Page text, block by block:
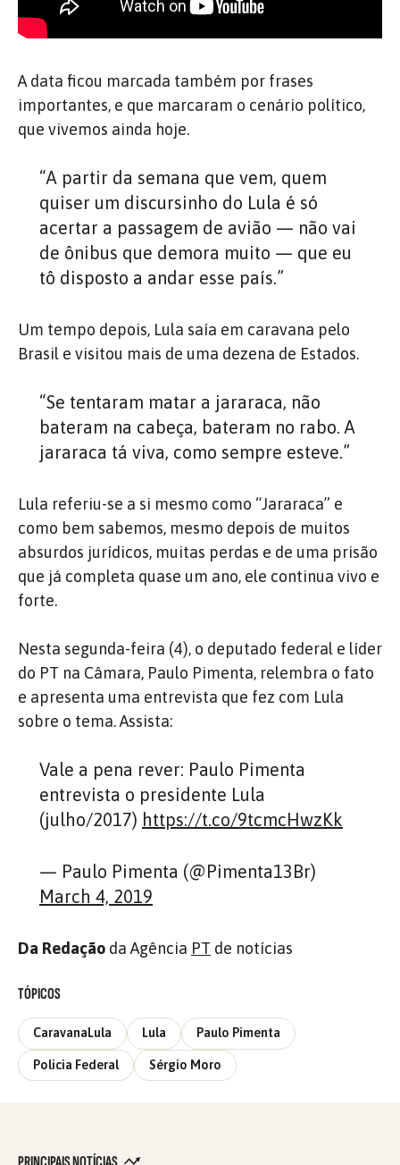
A data ficou marcada também por frases
importantes, e que marcaram o cenário político,
que vivemos ainda hoje.
“A partir da semana que vem, quem
quiser um discursinho do Lula é só
acertar a passagem de avião — não vai
de ônibus que demora muito — que eu
tô disposto a andar esse país.”
Um tempo depois, Lula saía em caravana pelo
Brasil e visitou mais de uma dezena de Estados.
“Se tentaram matar a jararaca, não
bateram na cabeça, bateram no rabo. A
jararaca tá viva, como sempre esteve.”
Lula referiu-se a si mesmo como “Jararaca” e
como bem sabemos, mesmo depois de muitos
absurdos jurídicos, muitas perdas e de uma prisão
que já completa quase um ano, ele continua vivo e
forte.
Nesta segunda-feira (4), o deputado federal e líder
do PT na Câmara, Paulo Pimenta, relembra o fato
e apresenta uma entrevista que fez com Lula
sobre o tema. Assista:
Vale a pena rever: Paulo Pimenta
entrevista o presidente Lula
(julho/2017) https://t.co/9tcmcHwzKk
— Paulo Pimenta (@Pimenta13Br)
March 4, 2019
Da Redação da Agência PT de notícias
TÓPICOS
CaravanaLula Lula Paulo Pimenta
Policia Federal Sérgio Moro